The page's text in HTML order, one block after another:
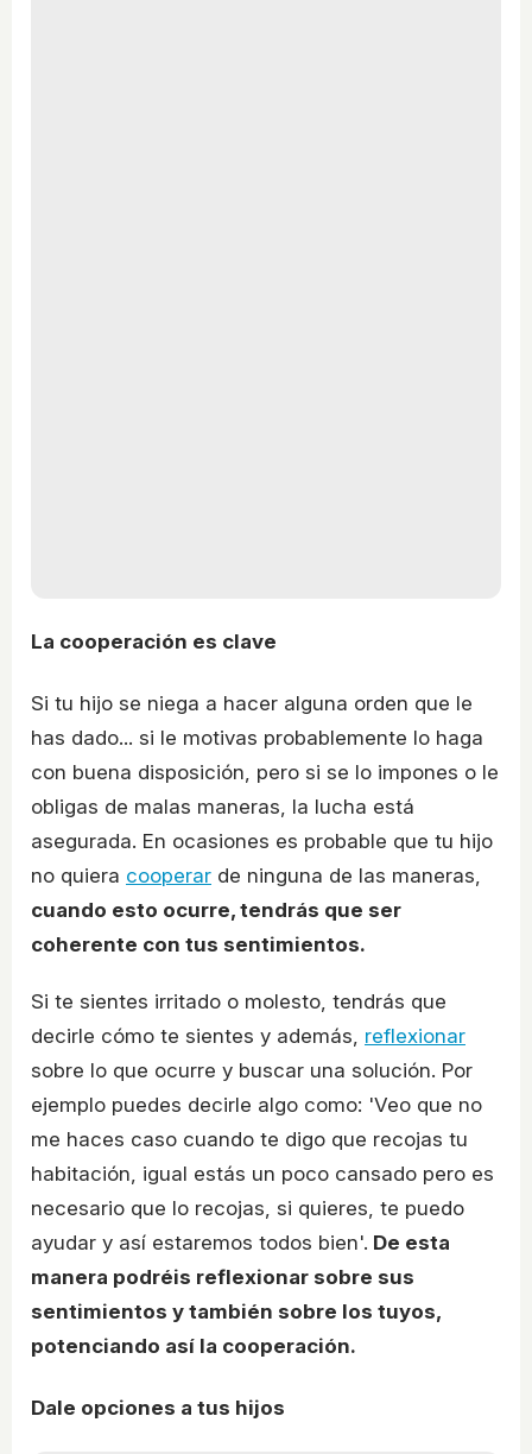
La cooperación es clave
Si tu hijo se niega a hacer alguna orden que le
has dado... si le motivas probablemente lo haga
con buena disposición, pero si se lo impones o le
obligas de malas maneras, la lucha está
asegurada. En ocasiones es probable que tu hijo
no quiera cooperar de ninguna de las maneras,
cuando esto ocurre, tendrás que ser
coherente con tus sentimientos.
Si te sientes irritado o molesto, tendrás que
decirle cómo te sientes y además, reflexionar
sobre lo que ocurre y buscar una solución. Por
ejemplo puedes decirle algo como: 'Veo que no
me haces caso cuando te digo que recojas tu
habitación, igual estás un poco cansado pero es
necesario que lo recojas, si quieres, te puedo
ayudar y así estaremos todos bien'. De esta
manera podréis reflexionar sobre sus
sentimientos y también sobre los tuyos,
potenciando así la cooperación.
Dale opciones a tus hijos